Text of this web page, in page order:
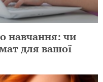
навчання: чи
для вашої